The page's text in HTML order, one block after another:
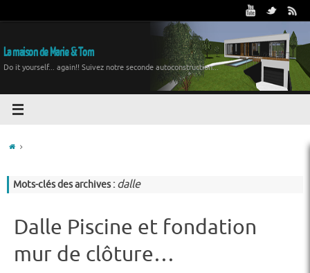
La maison de Marie & Tom
Do it yourself... again!! Suivez notre seconde autoconstruction...
Mots-clés des archives : dalle
Dalle Piscine et fondation
mur de clôture…